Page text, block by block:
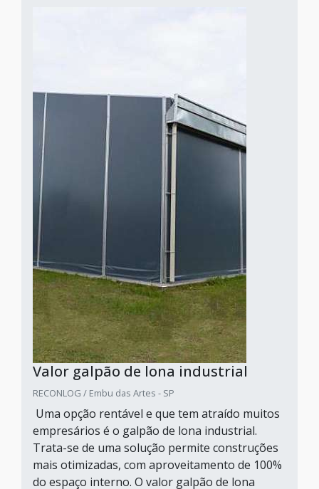
Valor galpão de lona industrial
RECONLOG / Embu das Artes - SP
Uma opção rentável e que tem atraído muitos
empresários é o galpão de lona industrial.
Trata-se de uma solução permite construções
mais otimizadas, com aproveitamento de 100%
do espaço interno. O valor galpão de lona